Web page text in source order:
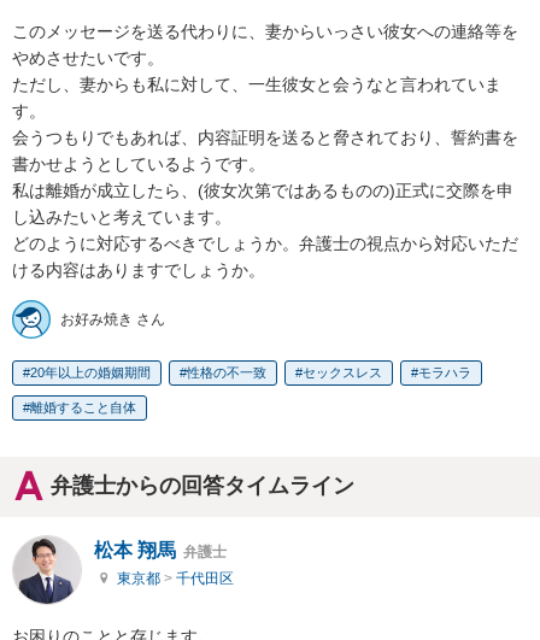
このメッセージを送る代わりに、妻からいっさい彼女への連絡等を
やめさせたいです。
ただし、妻からも私に対して、一生彼女と会うなと言われていま
す。
会うつもりでもあれば、内容証明を送ると脅されており、誓約書を
書かせようとしているようです。
私は離婚が成立したら、(彼女次第ではあるものの)正式に交際を申
し込みたいと考えています。
どのように対応するべきでしょうか。弁護士の視点から対応いただ
ける内容はありますでしょうか。
お好み焼き さん
20年以上の婚姻期間 性格の不一致 セックスレス モラハラ
離婚すること自体
弁護士からの回答タイムライン
松本 翔馬 弁護士
東京都 > 千代田区
お困りのことと存じます。